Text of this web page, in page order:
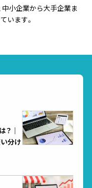
小企業から大手企業ま
います。
？｜
分け